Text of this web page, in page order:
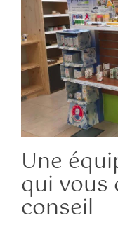
Une
qui vous
conseil